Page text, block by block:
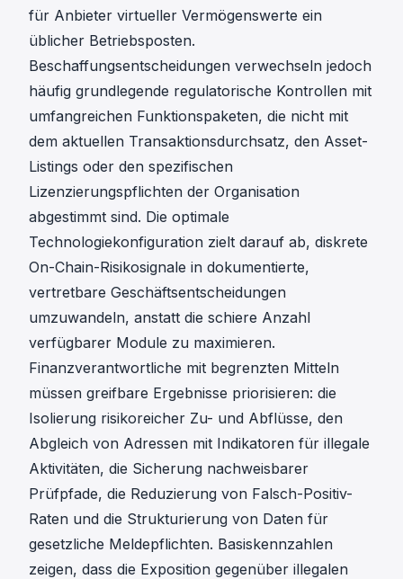
für Anbieter virtueller Vermögenswerte ein
üblicher Betriebsposten.
Beschaffungsentscheidungen verwechseln jedoch
häufig grundlegende regulatorische Kontrollen mit
umfangreichen Funktionspaketen, die nicht mit
dem aktuellen Transaktionsdurchsatz, den Asset-
Listings oder den spezifischen
Lizenzierungspflichten der Organisation
abgestimmt sind. Die optimale
Technologiekonfiguration zielt darauf ab, diskrete
On-Chain-Risikosignale in dokumentierte,
vertretbare Geschäftsentscheidungen
umzuwandeln, anstatt die schiere Anzahl
verfügbarer Module zu maximieren.
Finanzverantwortliche mit begrenzten Mitteln
müssen greifbare Ergebnisse priorisieren: die
Isolierung risikoreicher Zu- und Abflüsse, den
Abgleich von Adressen mit Indikatoren für illegale
Aktivitäten, die Sicherung nachweisbarer
Prüfpfade, die Reduzierung von Falsch-Positiv-
Raten und die Strukturierung von Daten für
gesetzliche Meldepflichten. Basiskennzahlen
zeigen, dass die Exposition gegenüber illegalen